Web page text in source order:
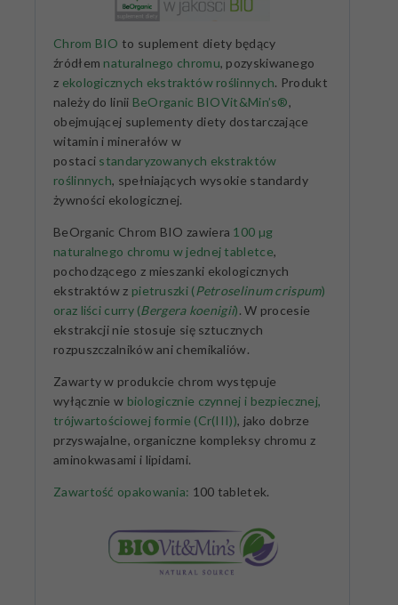
Chrom BIO to suplement diety będący
źródłem naturalnego chromu, pozyskiwanego
z ekologicznych ekstraktów roślinnych. Produkt
należy do linii BeOrganic BIOVit&Min’s®,
obejmującej suplementy diety dostarczające
witamin i minerałów w
postaci standaryzowanych ekstraktów
roślinnych, spełniających wysokie standardy
żywności ekologicznej.
BeOrganic Chrom BIO zawiera 100 µg
naturalnego chromu w jednej tabletce,
pochodzącego z mieszanki ekologicznych
ekstraktów z pietruszki (Petroselinum crispum)
oraz liści curry (Bergera koenigii). W procesie
ekstrakcji nie stosuje się sztucznych
rozpuszczalników ani chemikaliów.
Zawarty w produkcie chrom występuje
wyłącznie w biologicznie czynnej i bezpiecznej,
trójwartościowej formie (Cr(III)), jako dobrze
przyswajalne, organiczne kompleksy chromu z
aminokwasami i lipidami.
Zawartość opakowania: 100 tabletek.